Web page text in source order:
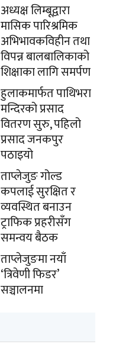
अध्यक्ष लिम्बूद्वारा
मासिक पारिश्रमिक
अभिभावकविहीन तथा
विपन्न बालबालिकाको
शिक्षाका लागि समर्पण
हुलाकमार्फत पाथिभरा
मन्दिरको प्रसाद
वितरण सुरु, पहिलो
प्रसाद जनकपुर
पठाइयो
ताप्लेजुङ गोल्ड
कपलाई सुरक्षित र
व्यवस्थित बनाउन
ट्राफिक प्रहरीसँग
समन्वय बैठक
ताप्लेजुङमा नयाँ
‘त्रिवेणी फिडर’
सञ्चालनमा